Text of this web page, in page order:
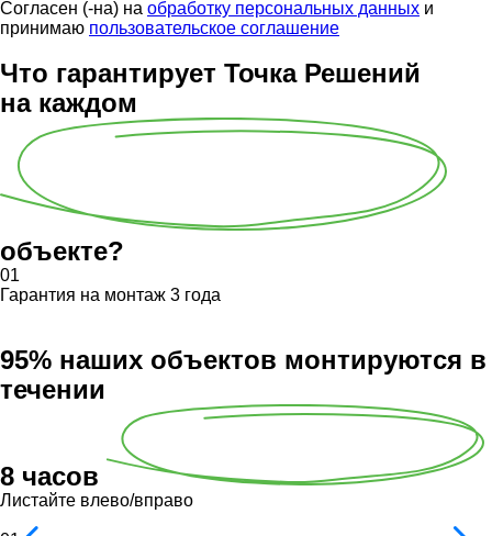
Согласен (-на) на обработку персональных данных и
принимаю пользовательское соглашение
Что гарантирует Точка Решений
на каждом
объекте?
01
Гарантия на монтаж 3 года
95% наших объектов монтируются в
течении
8 часов
Листайте влево/вправо